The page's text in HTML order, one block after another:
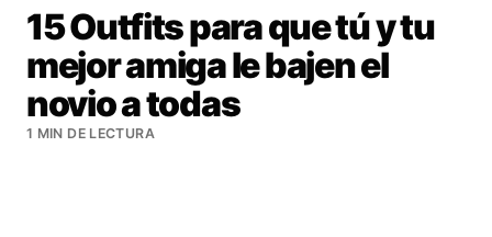
15 Outfits para que tú y tu
mejor amiga le bajen el
novio a todas
1 MIN DE LECTURA